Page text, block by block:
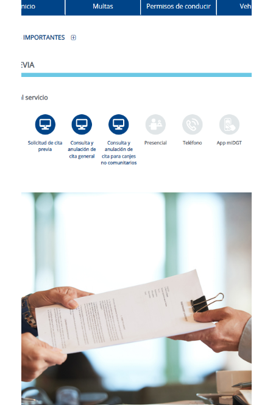
Localidad
Reserva de dominio: qué es y
cómo cancelarla